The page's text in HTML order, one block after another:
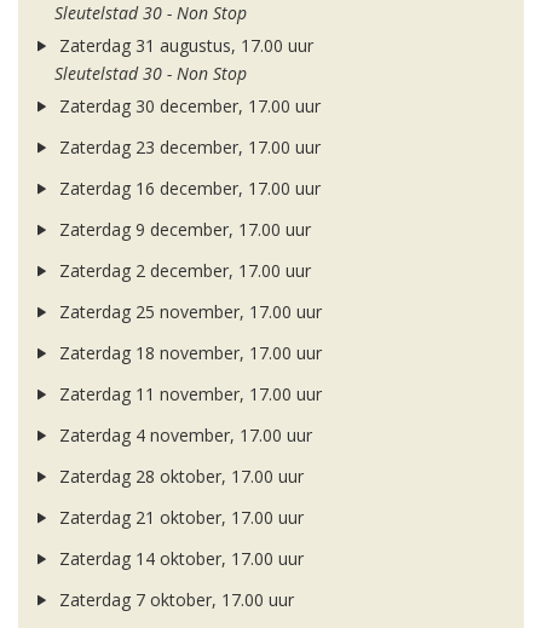
Sleutelstad 30 - Non Stop
Zaterdag 31 augustus, 17.00 uur
Sleutelstad 30 - Non Stop
Zaterdag 30 december, 17.00 uur
Zaterdag 23 december, 17.00 uur
Zaterdag 16 december, 17.00 uur
Zaterdag 9 december, 17.00 uur
Zaterdag 2 december, 17.00 uur
Zaterdag 25 november, 17.00 uur
Zaterdag 18 november, 17.00 uur
Zaterdag 11 november, 17.00 uur
Zaterdag 4 november, 17.00 uur
Zaterdag 28 oktober, 17.00 uur
Zaterdag 21 oktober, 17.00 uur
Zaterdag 14 oktober, 17.00 uur
Zaterdag 7 oktober, 17.00 uur